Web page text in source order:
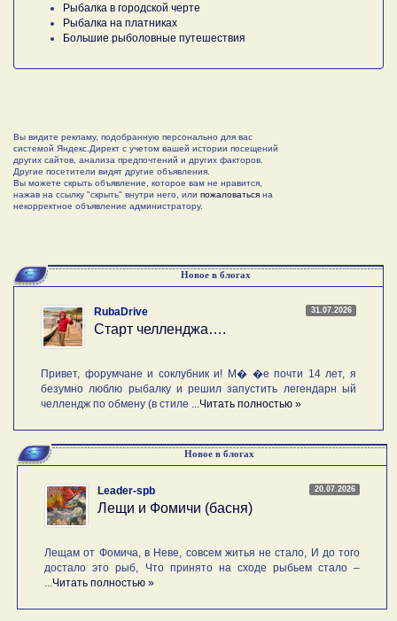
Рыбалка в городской черте
Рыбалка на платниках
Большие рыболовные путешествия
Вы видите рекламу, подобранную персонально для вас
системой Яндекс.Директ с учетом вашей истории посещений
других сайтов, анализа предпочтений и других факторов.
Другие посетители видят другие объявления.
Вы можете скрыть объявление, которое вам не нравится,
нажав на ссылку "скрыть" внутри него, или пожаловаться на
некорректное объявление администратору.
Новое в блогах
31.07.2026
RubaDrive
Старт челленджа….
Привет, форумчане и соклубник и! М� �е почти 14 лет, я
безумно люблю рыбалку и решил запустить легендарн ый
челлендж по обмену (в стиле ... Читать полностью »
Новое в блогах
20.07.2026
Leader-spb
Лещи и Фомичи (басня)
Лещам от Фомича, в Неве, совсем житья не стало, И до того
достало это рыб, Что принято на сходе рыбьем стало –
Читать полностью »